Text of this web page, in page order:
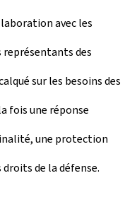
avec les
représentants des
sur les besoins des
fois une réponse
une protection
de la défense.